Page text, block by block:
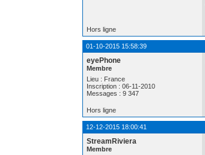
Hors ligne
01-10-2015 15:58:39
eyePhone
Membre
Lieu : France
Inscription : 06-11-2010
Messages : 9 347
Hors ligne
12-12-2015 18:00:41
StreamRiviera
Membre